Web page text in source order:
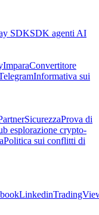
SDKSDK agenti AI
ImparaConvertitore
Informativa sui
SicurezzaProva di
esplorazione crypto-
Politica sui conflitti di
Linkedin